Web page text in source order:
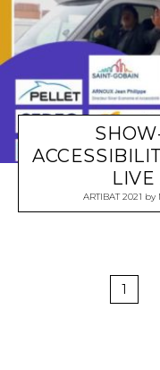
LIVE
ARTIBAT 2021 by
1